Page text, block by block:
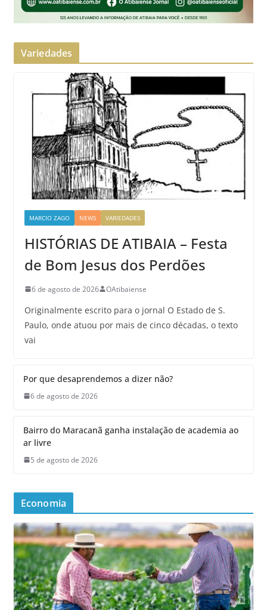
Variedades
MARCIO ZAGO NEWS VARIEDADES
HISTÓRIAS DE ATIBAIA – Festa
de Bom Jesus dos Perdões
6 de agosto de 2026 OAtibaiense
Originalmente escrito para o jornal O Estado de S.
Paulo, onde atuou por mais de cinco décadas, o texto
vai
Por que desaprendemos a dizer não?
6 de agosto de 2026
Bairro do Maracanã ganha instalação de academia ao
ar livre
5 de agosto de 2026
Economia